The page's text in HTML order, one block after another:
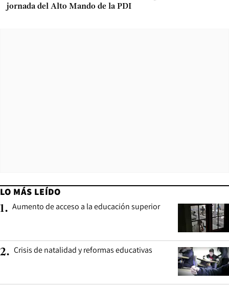
jornada del Alto Mando de la PDI
LO MÁS LEÍDO
1. Aumento de acceso a la educación superior
2. Crisis de natalidad y reformas educativas